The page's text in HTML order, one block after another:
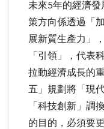
未來5年的經濟
策方向係透過「
展新質生產力」
「引領」，代表
拉動經濟成長的
五」規劃將「現
「科技創新」調
的目的，必須要